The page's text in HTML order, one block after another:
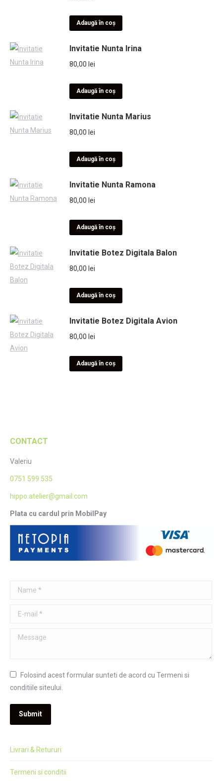
Adaugă în coș
Invitatie Nunta Irina
80,00 lei
Adaugă în coș
Invitatie Nunta Marius
80,00 lei
Adaugă în coș
Invitatie Nunta Ramona
80,00 lei
Adaugă în coș
Invitatie Botez Digitala Balon
80,00 lei
Adaugă în coș
Invitatie Botez Digitala Avion
80,00 lei
Adaugă în coș
CONTACT
Valeriu
0751 599 535
hippo.atelier@gmail.com
Plata cu cardul prin MobilPay
Name *
E-mail *
Message
Folosind acest formular sunteti de acord cu Termeni si
conditiile siteului.
Submit
Livrari & Retururi
Termeni si conditii